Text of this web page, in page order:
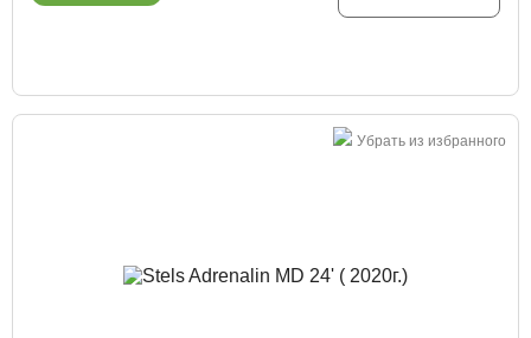
Убрать из избранного